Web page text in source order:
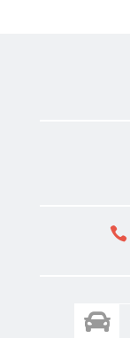

